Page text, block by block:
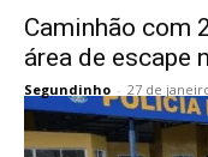
Caminhão com
área de escape
Segundinho - 27 de